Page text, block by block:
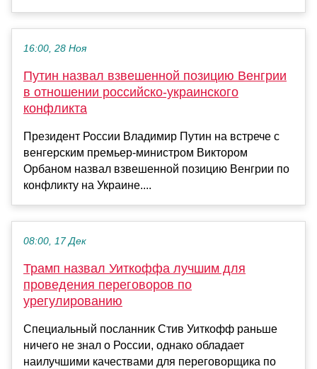
16:00, 28 Ноя
Путин назвал взвешенной позицию Венгрии
в отношении российско-украинского
конфликта
Президент России Владимир Путин на встрече с
венгерским премьер-министром Виктором
Орбаном назвал взвешенной позицию Венгрии по
конфликту на Украине....
08:00, 17 Дек
Трамп назвал Уиткоффа лучшим для
проведения переговоров по
урегулированию
Специальный посланник Стив Уиткофф раньше
ничего не знал о России, однако обладает
наилучшими качествами для переговорщика по